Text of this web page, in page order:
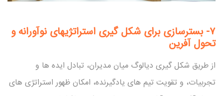
۷- بسترسازی برای شکل گیری استراتژیهای نوآورانه و
تحول آفرین
از طریق شکل گیری دیالوگ میان مدیران، تبادل ایده ها و
تجربیات، و تقویت تیم های یادگیرنده، امکان ظهور استراتژی های